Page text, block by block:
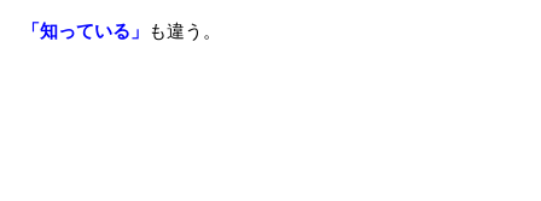
「知っている」 も違う。